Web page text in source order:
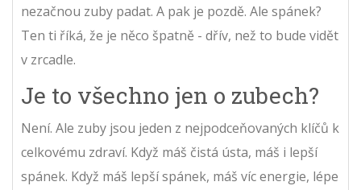
nezačnou zuby padat. A pak je pozdě. Ale spánek?
Ten ti říká, že je něco špatně - dřív, než to bude vidět
v zrcadle.
Je to všechno jen o zubech?
Není. Ale zuby jsou jeden z nejpodceňovaných klíčů k
celkovému zdraví. Když máš čistá ústa, máš i lepší
spánek. Když máš lepší spánek, máš víc energie, lépe